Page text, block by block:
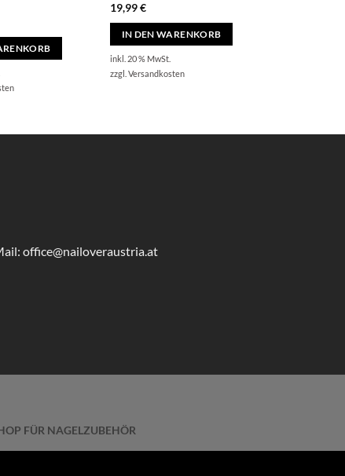
19,99€
IN DEN WARENKORB
inkl. 20 % MwSt.
zzgl. Versandkosten
office@nailoveraustria.at
FÜR NAGELZUBEHÖR